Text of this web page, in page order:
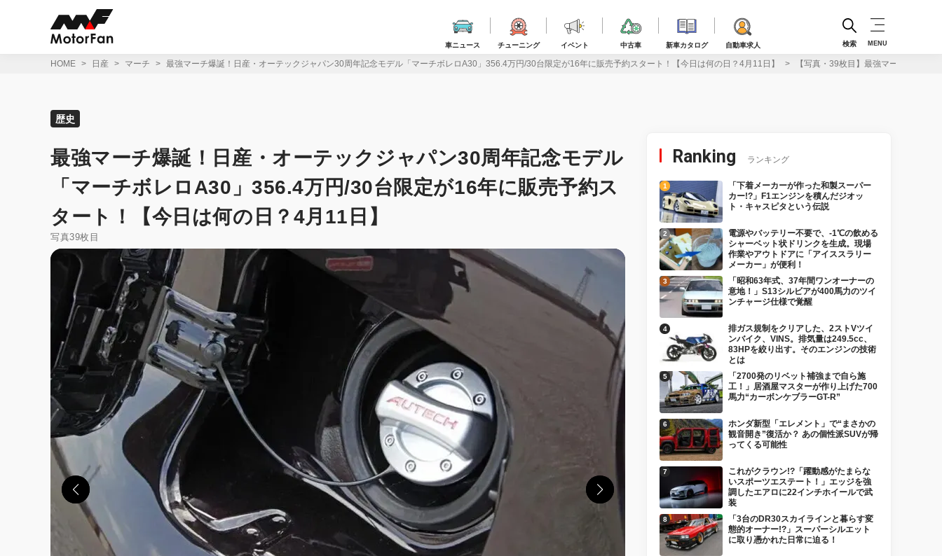
車ニュース チューニング イベント 中古車 新車カタログ 自動車求人 検索 MENU
HOME 日産 マーチ 最強マーチ爆誕！日産・オーテックジャパン30周年記念モデル「マーチボレロA30」356.4万円/30台限定が16年に販売予約スタート！【今日は何の日？4月11日】 【写真・39枚目】最強マーチ爆誕！
歴史
最強マーチ爆誕！日産・オーテックジャパン30周年記念モデル
「マーチボレロA30」356.4万円/30台限定が16年に販売予約ス
タート！【今日は何の日？4月11日】
写真39枚目
Ranking ランキング
「下着メーカーが作った和製スーパー
カー!?」F1エンジンを積んだジオッ
ト・キャスピタという伝説
電源やバッテリー不要で、-1℃の飲める
シャーベット状ドリンクを生成。現場
作業やアウトドアに「アイススラリー
メーカー」が便利！
「昭和63年式、37年間ワンオーナーの
意地！」S13シルビアが400馬力のツイ
ンチャージ仕様で覚醒
排ガス規制をクリアした、2ストVツイ
ンバイク、VINS。排気量は249.5cc、
83HPを絞り出す。そのエンジンの技術
とは
「2700発のリベット補強まで自ら施
工！」居酒屋マスターが作り上げた700
馬力“カーボンケブラーGT-R”
ホンダ新型「エレメント」で“まさかの
観音開き”復活か？ あの個性派SUVが帰
ってくる可能性
これがクラウン!?「躍動感がたまらな
いスポーツエステート！」エッジを強
調したエアロに22インチホイールで武
装
「3台のDR30スカイラインと暮らす変
態的オーナー!?」スーパーシルエット
に取り憑かれた日常に迫る！